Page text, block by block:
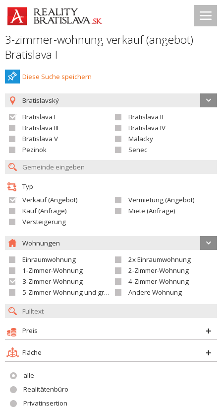
3-zimmer-wohnung verkauf (angebot)
Bratislava I
Diese Suche speichern
Bratislavský
Bratislava I
Bratislava II
Bratislava III
Bratislava IV
Bratislava V
Malacky
Pezinok
Senec
Typ
Verkauf (Angebot)
Vermietung (Angebot)
Kauf (Anfrage)
Miete (Anfrage)
Versteigerung
Wohnungen
Einraumwohnung
2x Einraumwohnung
1-Zimmer-Wohnung
2-Zimmer-Wohnung
3-Zimmer-Wohnung
4-Zimmer-Wohnung
5-Zimmer-Wohnung und größer
Andere Wohnung
Preis
Fläche
alle
Realitätenbüro
Privatinsertion